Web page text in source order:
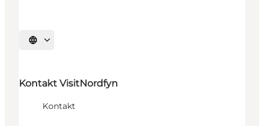
Sprache auswählen
Kontakt VisitNordfyn
Kontakt